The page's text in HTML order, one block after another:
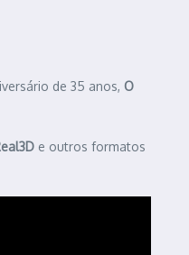
de 35 anos, O
e outros formatos